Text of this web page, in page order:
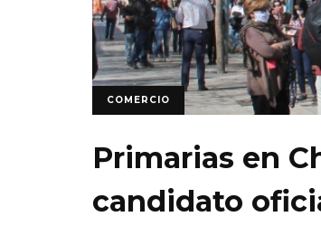
COMERCIO
Primarias en
candidato